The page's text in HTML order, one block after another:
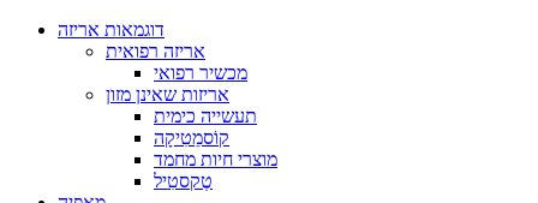
דוגמאות אריזה
אריזה רפואית
מכשיר רפואי
אריזות שאינן מזון
תעשייה כימית
קוֹסמֵטִיקָה
מוצרי חיות מחמד
טֶקסטִיל